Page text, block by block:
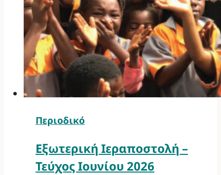
Περιοδικό
Εξωτερική Ιεραποστολή –
Τεύχος Ιουνίου 2026